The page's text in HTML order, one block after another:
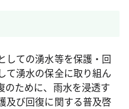
しての湧水等を保護・回
て湧水の保全に取り組ん
のために、雨水を浸透す
及び回復に関する普及啓